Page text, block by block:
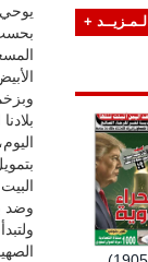
يوحي
وضد
الـمـزيــد +